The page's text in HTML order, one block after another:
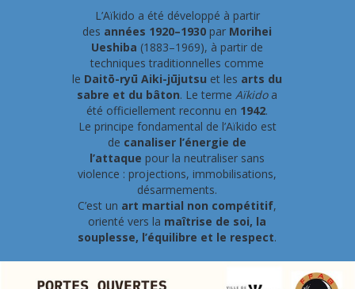
L’Aïkido a été développé à partir
des années 1920–1930 par Morihei
Ueshiba (1883–1969), à partir de
techniques traditionnelles comme
le Daitō-ryū Aiki-jūjutsu et les arts du
sabre et du bâton. Le termeAïkidoa
été officiellement reconnu en 1942.
Le principe fondamental de l’Aïkido est
de canaliser l’énergie de
l’attaque pour la neutraliser sans
violence : projections, immobilisations,
désarmements.
C’est un art martial non compétitif,
orienté vers la maîtrise de soi, la
souplesse, l’équilibre et le respect.